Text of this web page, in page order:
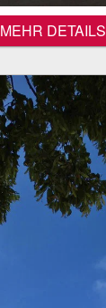
MEHR DETAILS